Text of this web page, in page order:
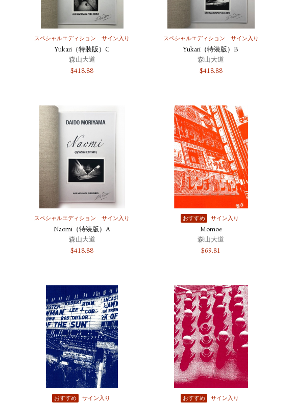
スペシャルエディション サイン入り
Yukari（特装版）C
森山大道
$418.88
スペシャルエディション サイン入り
Yukari（特装版）B
森山大道
$418.88
スペシャルエディション サイン入り
Naomi（特装版）A
森山大道
$418.88
おすすめ サイン入り
Momoe
森山大道
$69.81
おすすめ サイン入り おすすめ サイン入り